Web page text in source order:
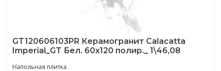
GT120606103PR Керамогранит Calacatta
Imperial_GT Бел. 60x120 полир._ 1\46,08
Напольная плитка